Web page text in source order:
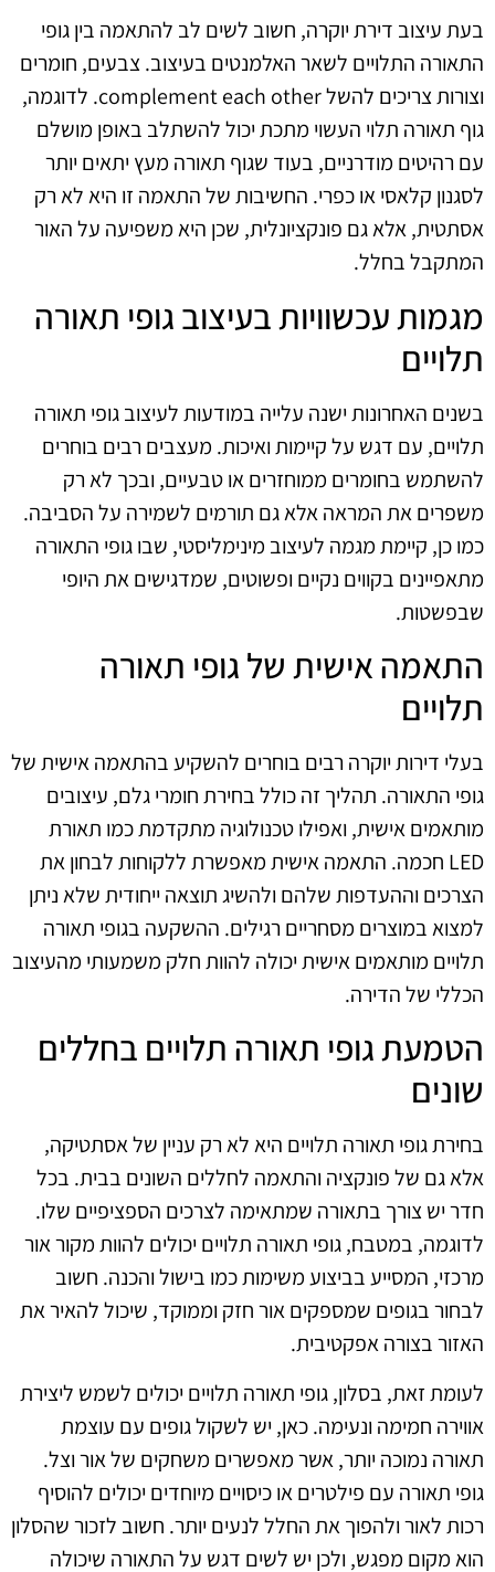
בעת עיצוב דירת יוקרה, חשוב לשים לב להתאמה בין גופי
התאורה התלויים לשאר האלמנטים בעיצוב. צבעים, חומרים
וצורות צריכים להשל complement each other. לדוגמה,
גוף תאורה תלוי העשוי מתכת יכול להשתלב באופן מושלם
עם רהיטים מודרניים, בעוד שגוף תאורה מעץ יתאים יותר
לסגנון קלאסי או כפרי. החשיבות של התאמה זו היא לא רק
אסתטית, אלא גם פונקציונלית, שכן היא משפיעה על האור
המתקבל בחלל.
מגמות עכשוויות בעיצוב גופי תאורה
תלויים
בשנים האחרונות ישנה עלייה במודעות לעיצוב גופי תאורה
תלויים, עם דגש על קיימות ואיכות. מעצבים רבים בוחרים
להשתמש בחומרים ממוחזרים או טבעיים, ובכך לא רק
משפרים את המראה אלא גם תורמים לשמירה על הסביבה.
כמו כן, קיימת מגמה לעיצוב מינימליסטי, שבו גופי התאורה
מתאפיינים בקווים נקיים ופשוטים, שמדגישים את היופי
שבפשטות.
התאמה אישית של גופי תאורה
תלויים
בעלי דירות יוקרה רבים בוחרים להשקיע בהתאמה אישית של
גופי התאורה. תהליך זה כולל בחירת חומרי גלם, עיצובים
מותאמים אישית, ואפילו טכנולוגיה מתקדמת כמו תאורת
LED חכמה. התאמה אישית מאפשרת ללקוחות לבחון את
הצרכים וההעדפות שלהם ולהשיג תוצאה ייחודית שלא ניתן
למצוא במוצרים מסחריים רגילים. ההשקעה בגופי תאורה
תלויים מותאמים אישית יכולה להוות חלק משמעותי מהעיצוב
הכללי של הדירה.
הטמעת גופי תאורה תלויים בחללים
שונים
בחירת גופי תאורה תלויים היא לא רק עניין של אסתטיקה,
אלא גם של פונקציה והתאמה לחללים השונים בבית. בכל
חדר יש צורך בתאורה שמתאימה לצרכים הספציפיים שלו.
לדוגמה, במטבח, גופי תאורה תלויים יכולים להוות מקור אור
מרכזי, המסייע בביצוע משימות כמו בישול והכנה. חשוב
לבחור בגופים שמספקים אור חזק וממוקד, שיכול להאיר את
האזור בצורה אפקטיבית.
לעומת זאת, בסלון, גופי תאורה תלויים יכולים לשמש ליצירת
אווירה חמימה ונעימה. כאן, יש לשקול גופים עם עוצמת
תאורה נמוכה יותר, אשר מאפשרים משחקים של אור וצל.
גופי תאורה עם פילטרים או כיסויים מיוחדים יכולים להוסיף
רכות לאור ולהפוך את החלל לנעים יותר. חשוב לזכור שהסלון
הוא מקום מפגש, ולכן יש לשים דגש על התאורה שיכולה